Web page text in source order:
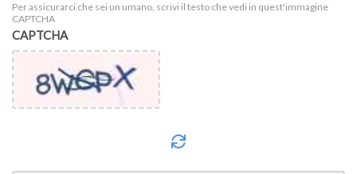
Per assicurarci che sei un umano, scrivi il testo che vedi in quest'immagine
CAPTCHA
CAPTCHA